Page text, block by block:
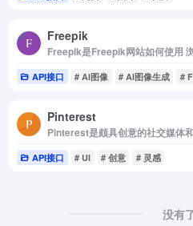
Freepik
Freepik是Freepik网站如何使用
API接口 # AI图像 # AI图像生成 #
Pinterest
Pinterest是颇具创意的社交媒体
API接口 # UI # 创意 # 灵感
没有